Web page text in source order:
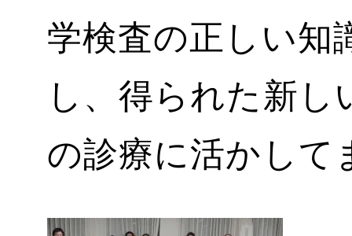
学検査の正しい知
し、得られた新し
の診療に活かして